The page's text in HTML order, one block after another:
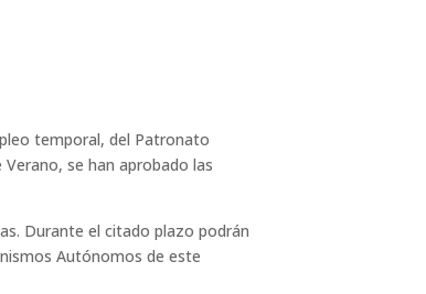
temporal, del Patronato
se han aprobado las
Durante el citado plazo podrán
Autónomos de este